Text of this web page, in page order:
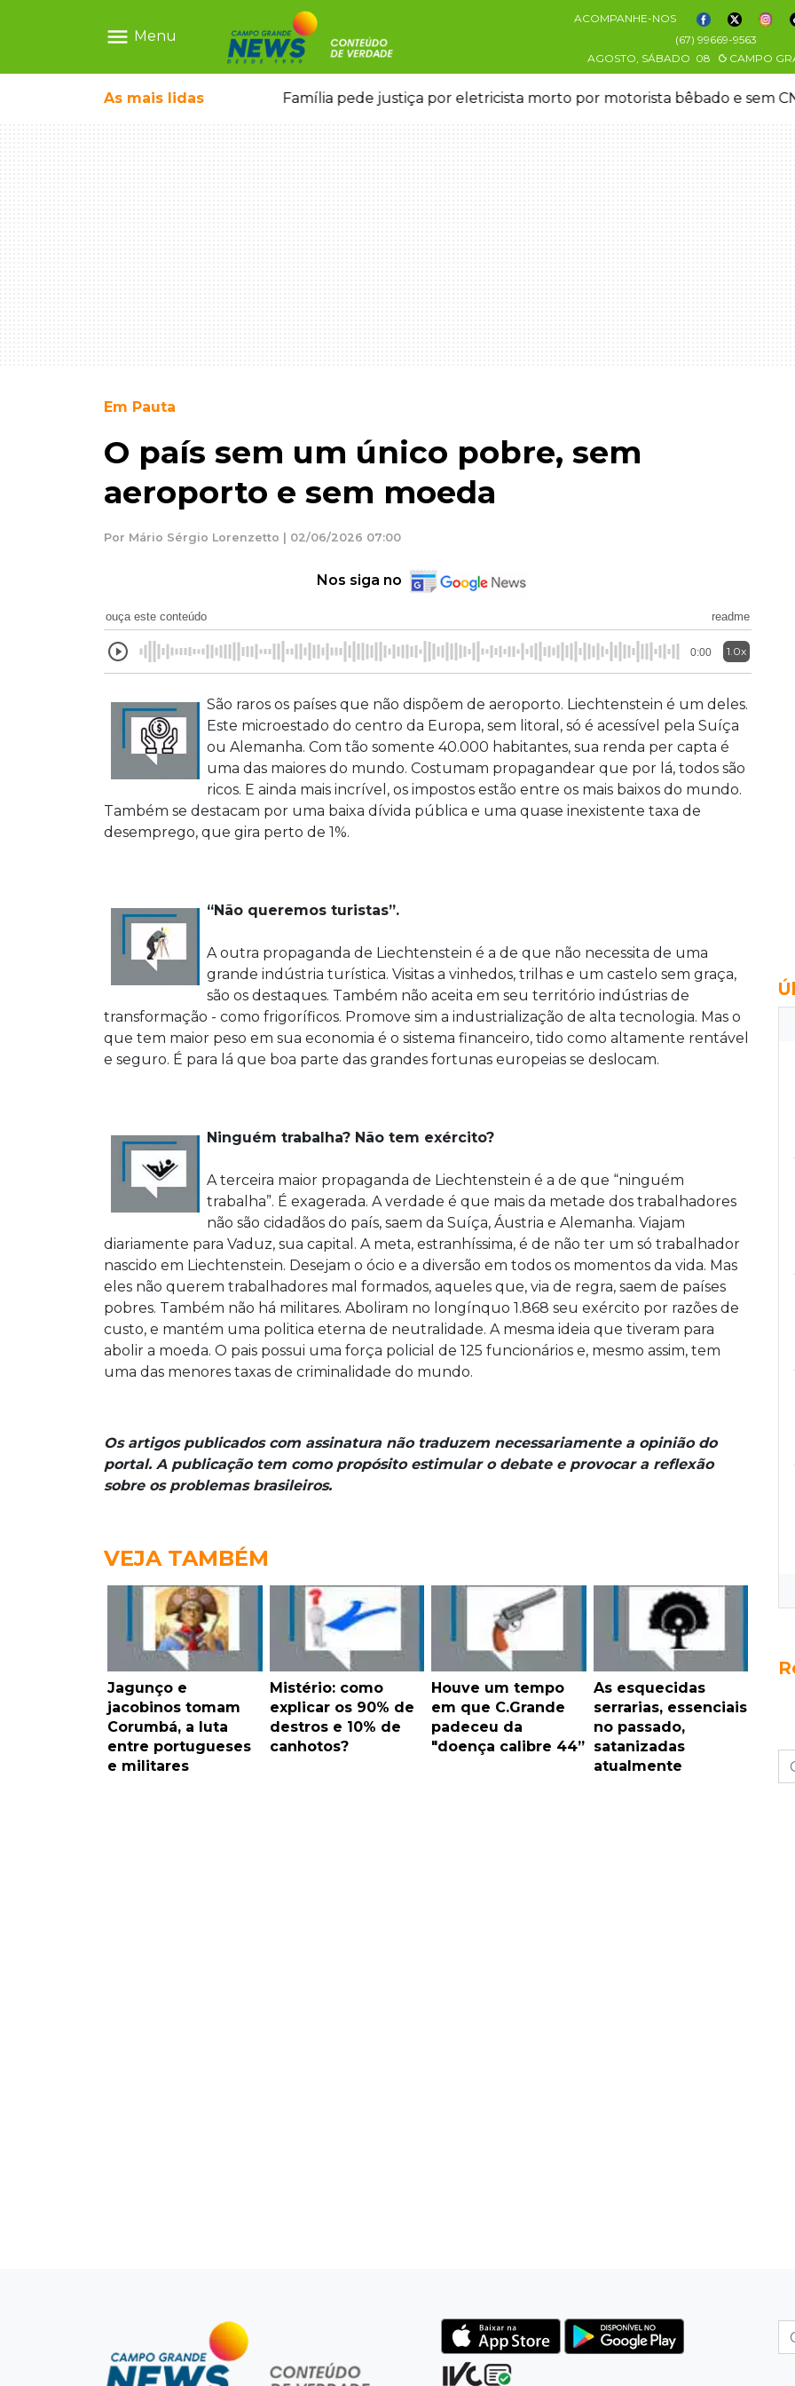
menu Menu
ACOMPANHE-NOS
(67) 99669-9563
AGOSTO, SÁBADO 08 CAMPO
As mais lidas
e morre a caminho do hospital Família pede justiça por eletricista morto por motorista bêbado e sem
Em Pauta
O país sem um único pobre, sem
aeroporto e sem moeda
Por Mário Sérgio Lorenzetto | 02/06/2026 07:00
Nos siga no
ouça este conteúdo readme
0:00 1.0x
São raros os países que não dispõem de aeroporto. Liechtenstein é um deles.
Este microestado do centro da Europa, sem litoral, só é acessível pela Suíça
ou Alemanha. Com tão somente 40.000 habitantes, sua renda per capta é
uma das maiores do mundo. Costumam propagandear que por lá, todos são
ricos. E ainda mais incrível, os impostos estão entre os mais baixos do mundo.
Também se destacam por uma baixa dívida pública e uma quase inexistente taxa de
desemprego, que gira perto de 1%.
“Não queremos turistas”.
A outra propaganda de Liechtenstein é a de que não necessita de uma
grande indústria turística. Visitas a vinhedos, trilhas e um castelo sem graça,
são os destaques. Também não aceita em seu território indústrias de
transformação - como frigoríficos. Promove sim a industrialização de alta tecnologia. Mas o
que tem maior peso em sua economia é o sistema financeiro, tido como altamente rentável
e seguro. É para lá que boa parte das grandes fortunas europeias se deslocam.
Ninguém trabalha? Não tem exército?
A terceira maior propaganda de Liechtenstein é a de que “ninguém
trabalha”. É exagerada. A verdade é que mais da metade dos trabalhadores
não são cidadãos do país, saem da Suíça, Áustria e Alemanha. Viajam
diariamente para Vaduz, sua capital. A meta, estranhíssima, é de não ter um só trabalhador
nascido em Liechtenstein. Desejam o ócio e a diversão em todos os momentos da vida. Mas
eles não querem trabalhadores mal formados, aqueles que, via de regra, saem de países
pobres. Também não há militares. Aboliram no longínquo 1.868 seu exército por razões de
custo, e mantém uma politica eterna de neutralidade. A mesma ideia que tiveram para
abolir a moeda. O pais possui uma força policial de 125 funcionários e, mesmo assim, tem
uma das menores taxas de criminalidade do mundo.
Os artigos publicados com assinatura não traduzem necessariamente a opinião do
portal. A publicação tem como propósito estimular o debate e provocar a reflexão
sobre os problemas brasileiros.
VEJA TAMBÉM
Jagunço e
jacobinos tomam
Corumbá, a luta
entre portugueses
e militares
Mistério: como
explicar os 90% de
destros e 10% de
canhotos?
Houve um tempo
em que C.Grande
padeceu da
"doença calibre 44”
As esquecidas
serrarias, essenciais
no passado,
satanizadas
atualmente